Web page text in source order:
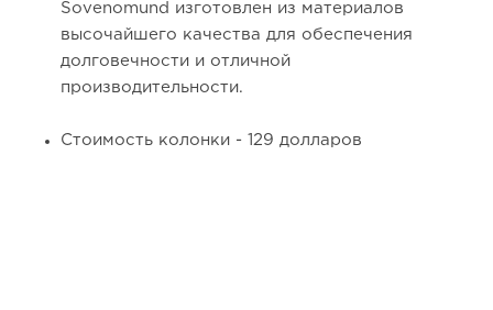
Sovenomund изготовлен из материалов
высочайшего качества для обеспечения
долговечности и отличной
производительности.
Стоимость колонки - 129 долларов